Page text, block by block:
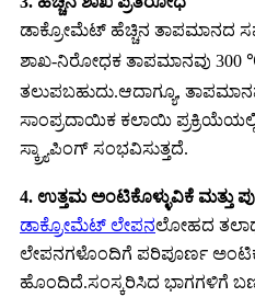
ಡಾಕ್ರೋಮೆಟ್ ಹೆಚ್ಚಿನ ತಾಪಮಾನದ
ಶಾಖ-ನಿರೋಧಕ ತಾಪಮಾನವು 300
ತಲುಪಬಹುದು.ಆದಾಗ್ಯೂ,
ಸಾಂಪ್ರದಾಯಿಕ ಕಲಾಯಿ
ಸ್ಕ್ರ್ಯಾಪಿಂಗ್ ಸಂಭವಿಸುತ್ತದೆ.
4. ಉತ್ತಮ ಅಂಟಿಕೊಳ್ಳುವಿಕೆ ಮತ್ತು
ಡಾಕ್ರೋಮೆಟ್ ಲೇಪನಲೋಹದ
ಲೇಪನಗಳೊಂದಿಗೆ ಪರಿಪೂರ್ಣ
ಹೊಂದಿದೆ.ಸಂಸ್ಕರಿಸಿದ ಭಾಗಗಳಿಗೆ